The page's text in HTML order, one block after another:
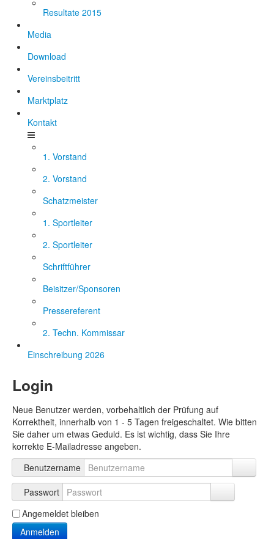
Resultate 2015
Media
Download
Vereinsbeitritt
Marktplatz
Kontakt
1. Vorstand
2. Vorstand
Schatzmeister
1. Sportleiter
2. Sportleiter
Schriftführer
Beisitzer/Sponsoren
Pressereferent
2. Techn. Kommissar
Einschreibung 2026
Login
Neue Benutzer werden, vorbehaltlich der Prüfung auf
Korrektheit, innerhalb von 1 - 5 Tagen freigeschaltet. Wie bitten
Sie daher um etwas Geduld. Es ist wichtig, dass Sie Ihre
korrekte E-Mailadresse angeben.
Benutzername
Passwort
Angemeldet bleiben
Anmelden